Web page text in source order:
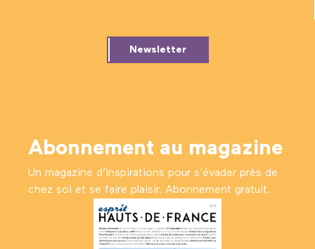
Newsletter
Abonnement au magazine
Un magazine d’inspirations pour s'évader près de
chez soi et se faire plaisir. Abonnement gratuit.